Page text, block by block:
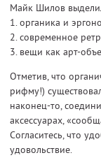
Майк Шилов
1. органика и
2. современное
3. вещи как арт-
Отметив, что
рифму!)
наконец-то,
аксессуарах,
Согласитесь, что
удовольствие.